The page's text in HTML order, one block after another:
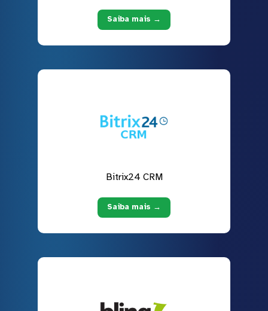
Saiba mais →
Bitrix24 CRM
Saiba mais →